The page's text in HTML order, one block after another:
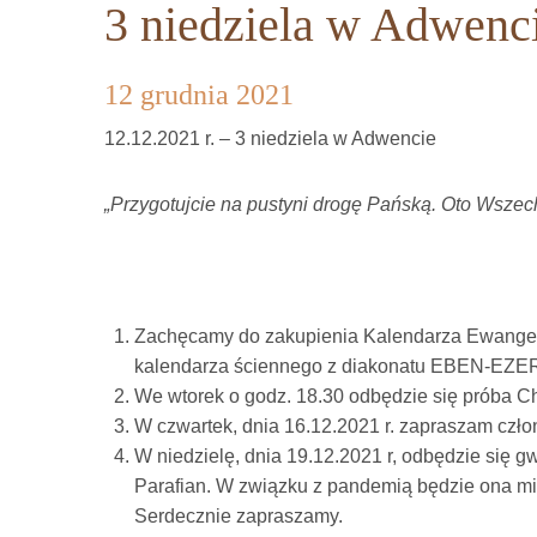
3 niedziela w
12 grudnia 2021
12.12.2021 r. – 3 niedziela w Adwencie
„Przygotujcie na pustyni drogę Pańską. Oto
Zachęcamy do zakupienia Kalendarza
kalendarza ściennego z diakonatu EBEN-
We wtorek o godz. 18.30 odbędzie się próba
W czwartek, dnia 16.12.2021 r. zapraszam
W niedzielę, dnia 19.12.2021 r, odbędzie się
Parafian. W związku z pandemią będzie ona
Serdecznie zapraszamy.